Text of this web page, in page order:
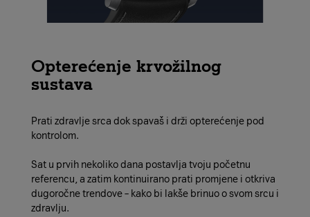
Opterećenje krvožilnog
sustava
Prati zdravlje srca dok spavaš i drži opterećenje pod
kontrolom.
Sat u prvih nekoliko dana postavlja tvoju početnu
referencu, a zatim kontinuirano prati promjene i otkriva
dugoročne trendove – kako bi lakše brinuo o svom srcu i
zdravlju.